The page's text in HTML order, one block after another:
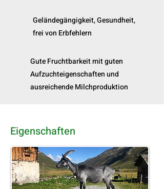
Geländegängigkeit, Gesundheit,
frei von Erbfehlern
Gute Fruchtbarkeit mit guten
Aufzuchteigenschaften und
ausreichende Milchproduktion
Eigenschaften